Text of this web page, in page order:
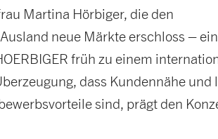
Martina Hörbiger, die den
neue Märkte erschloss – ein
früh zu einem
dass Kundennähe und
sind, prägt den